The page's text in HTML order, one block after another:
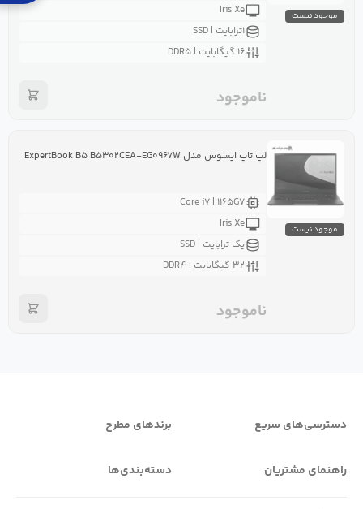
موجود نیست
Iris Xe
۱ترابایت | SSD
۱۶ گیگابایت | DDR۵
ناموجود
موجود نیست
لپ تاپ ایسوس مدل ExpertBook B۵ B۵۳۰۲CEA-EG۰۹۶۷W
Core i۷ | ۱۱۶۵G۷
Iris Xe
یک ترابایت | SSD
۳۲ گیگابایت | DDR۴
ناموجود
دسترسی‌های سریع برندهای مطرح
راهنمای مشتریان دسته‌بندی‌ها